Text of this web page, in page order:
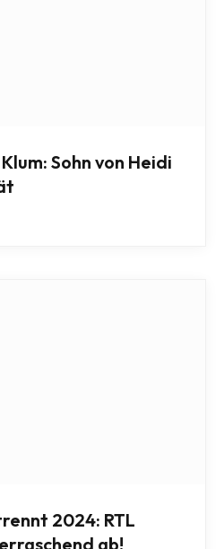
Sohn von Heidi
2024: RTL
ab!